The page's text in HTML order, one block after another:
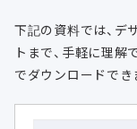
下記の資料では、デ
トまで、手軽に理
でダウンロードでき